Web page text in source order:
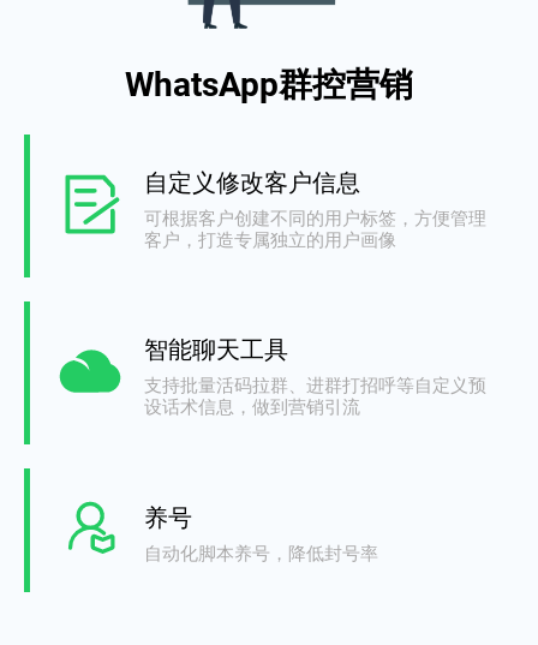
WhatsApp群控营销
自定义修改客户信息
可根据客户创建不同的用户标签，方便管理
客户，打造专属独立的用户画像
智能聊天工具
支持批量活码拉群、进群打招呼等自定义预
设话术信息，做到营销引流
养号
自动化脚本养号，降低封号率